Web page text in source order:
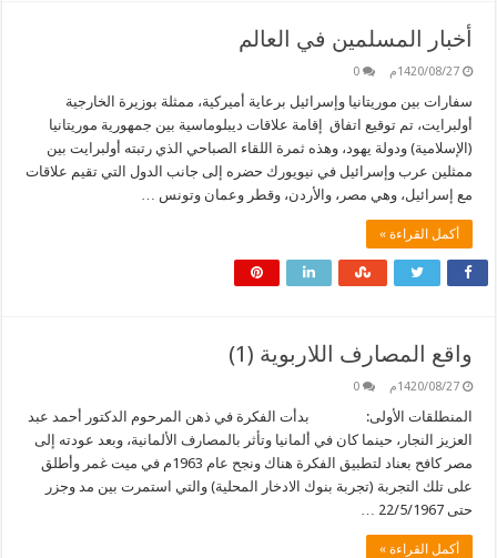
أخبار المسلمين في العالم
1420/08/27م 0
سفارات بين موريتانيا وإسرائيل برعاية أميركية، ممثلة بوزيرة الخارجية
أولبرايت، تم توقيع اتفاق إقامة علاقات ديبلوماسية بين جمهورية موريتانيا
(الإسلامية) ودولة يهود، وهذه ثمرة اللقاء الصباحي الذي رتبته أولبرايت بين
ممثلين عرب وإسرائيل في نيويورك حضره إلى جانب الدول التي تقيم علاقات
مع إسرائيل، وهي مصر، والأردن، وقطر وعمان وتونس …
أكمل القراءة »
واقع المصارف اللاربوية (1)
1420/08/27م 0
المنطلقات الأولى: بدأت الفكرة في ذهن المرحوم الدكتور أحمد عبد
العزيز النجار، حينما كان في ألمانيا وتأثر بالمصارف الألمانية، وبعد عودته إلى
مصر كافح بعناد لتطبيق الفكرة هناك ونجح عام 1963م في ميت غمر وأطلق
على تلك التجربة (تجربة بنوك الادخار المحلية) والتي استمرت بين مد وجزر
حتى 22/5/1967 …
أكمل القراءة »